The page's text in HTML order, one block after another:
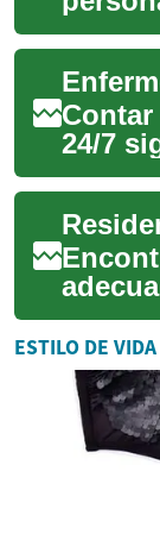
hogar
24/7
el día
ESTILO DE VIDA